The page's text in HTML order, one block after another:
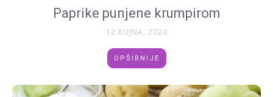
Paprike punjene krumpirom
12 RUJNA, 2024
OPŠIRNIJE